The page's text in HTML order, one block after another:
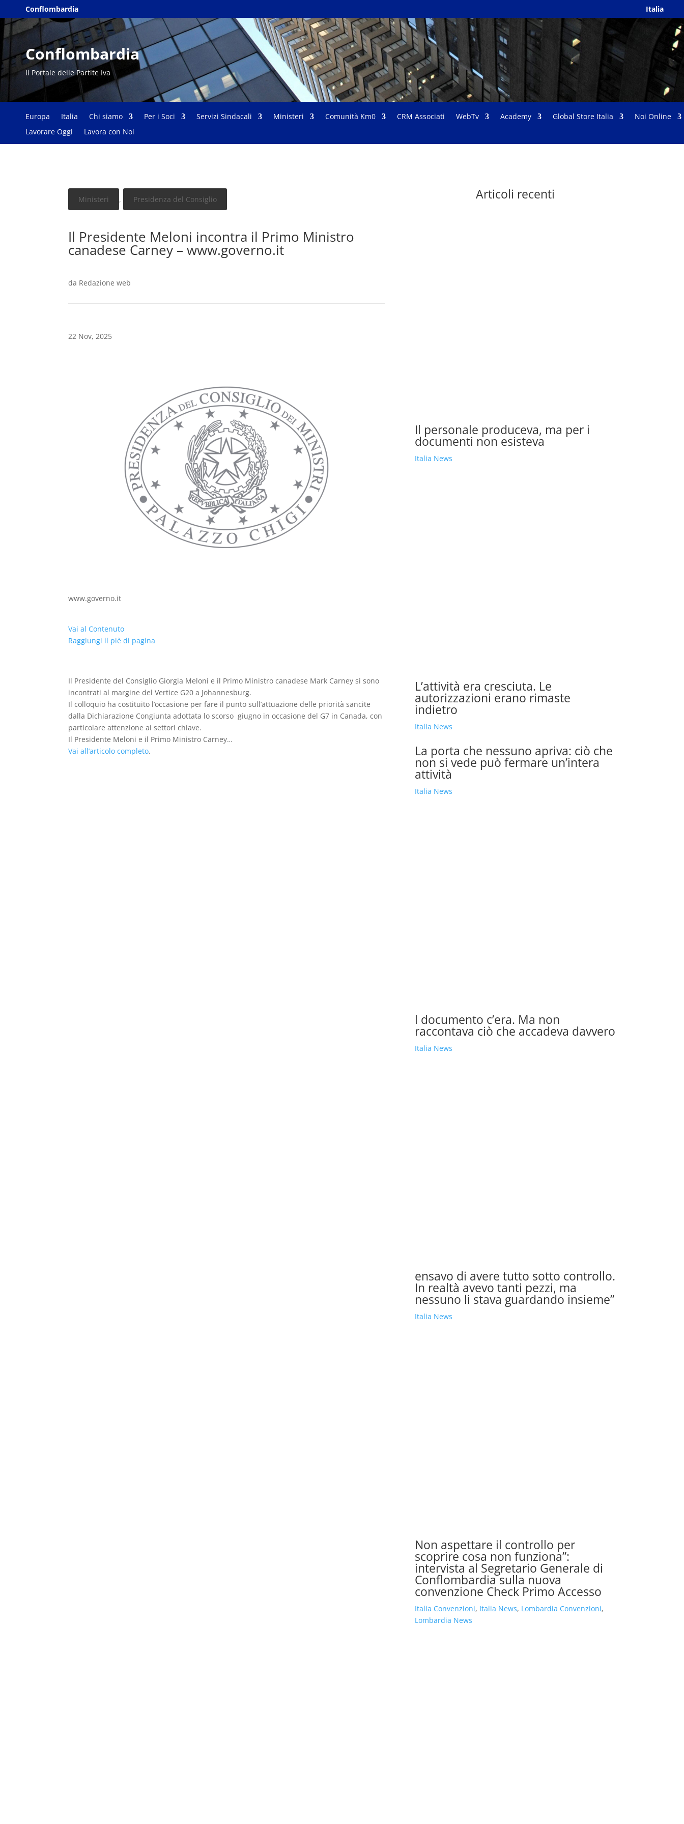
Conflombardia Italia
Conflombardia
Il Portale delle Partite Iva
Europa Italia Chi siamo Per i Soci Servizi Sindacali Ministeri Comunità Km0 CRM Associati WebTv Academy Global Store Italia
Noi Online
Lavorare Oggi
Lavora con Noi
Ministeri , Presidenza del Consiglio
Il Presidente Meloni incontra il Primo Ministro
canadese Carney – www.governo.it
da Redazione web
22 Nov, 2025
www.governo.it
Vai al Contenuto
Raggiungi il piè di pagina
Il Presidente del Consiglio Giorgia Meloni e il Primo Ministro canadese Mark Carney si sono
incontrati al margine del Vertice G20 a Johannesburg.
Il colloquio ha costituito l’occasione per fare il punto sull’attuazione delle priorità sancite
dalla Dichiarazione Congiunta adottata lo scorso giugno in occasione del G7 in Canada, con
particolare attenzione ai settori chiave.
Il Presidente Meloni e il Primo Ministro Carney…
Vai all’articolo completo.
Articoli recenti
Il personale produceva, ma per i
documenti non esisteva
Italia News
L’attività era cresciuta. Le
autorizzazioni erano rimaste
indietro
Italia News
La porta che nessuno apriva: ciò che
non si vede può fermare un’intera
attività
Italia News
l documento c’era. Ma non
raccontava ciò che accadeva davvero
Italia News
ensavo di avere tutto sotto controllo.
In realtà avevo tanti pezzi, ma
nessuno li stava guardando insieme”
Italia News
Non aspettare il controllo per
scoprire cosa non funziona”:
intervista al Segretario Generale di
Conflombardia sulla nuova
convenzione Check Primo Accesso
Italia Convenzioni, Italia News, Lombardia Convenzioni,
Lombardia News